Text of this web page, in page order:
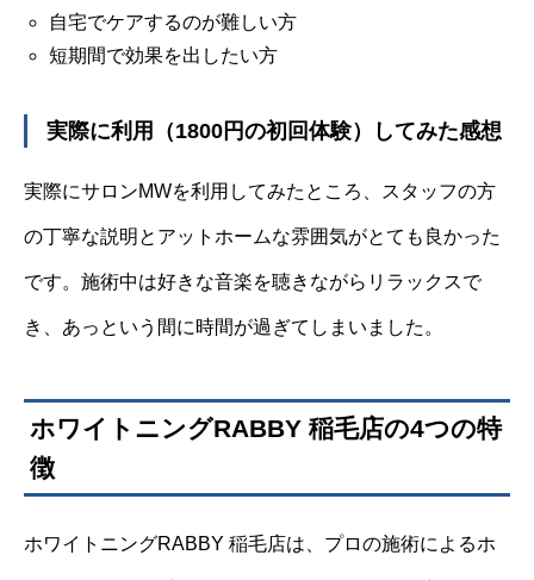
自宅でケアするのが難しい方
短期間で効果を出したい方
実際に利用（1800円の初回体験）してみた感想
実際にサロンMWを利用してみたところ、スタッフの方
の丁寧な説明とアットホームな雰囲気がとても良かった
です。施術中は好きな音楽を聴きながらリラックスで
き、あっという間に時間が過ぎてしまいました。
ホワイトニングRABBY 稲毛店の4つの特
徴
ホワイトニングRABBY 稲毛店は、プロの施術によるホ